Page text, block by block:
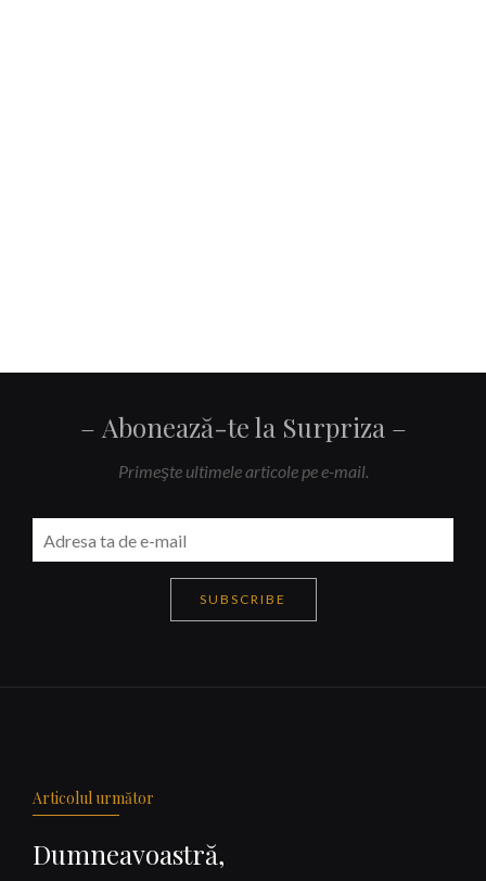
Abonează-te la Surpriza
Primeşte ultimele articole pe e-mail.
SUBSCRIBE
Articolul următor
Dumneavoastră,